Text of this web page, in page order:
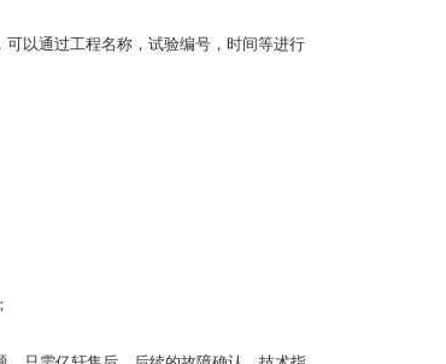
以通过工程名称，试验编号，时间等进行